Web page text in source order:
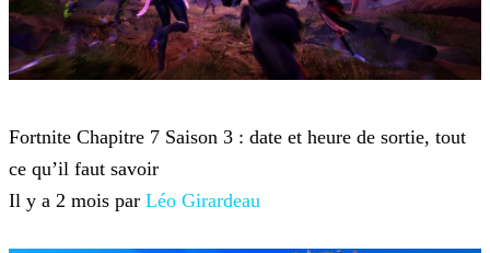
Fortnite Chapitre 7 Saison 3 : date et heure de sortie, tout
ce qu’il faut savoir
Il y a 2 mois par Léo Girardeau